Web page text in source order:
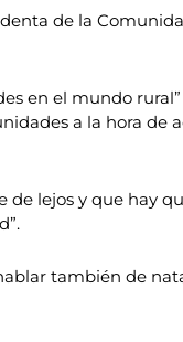
de la
en el mundo
a la hora de
lejos y que hay
también de